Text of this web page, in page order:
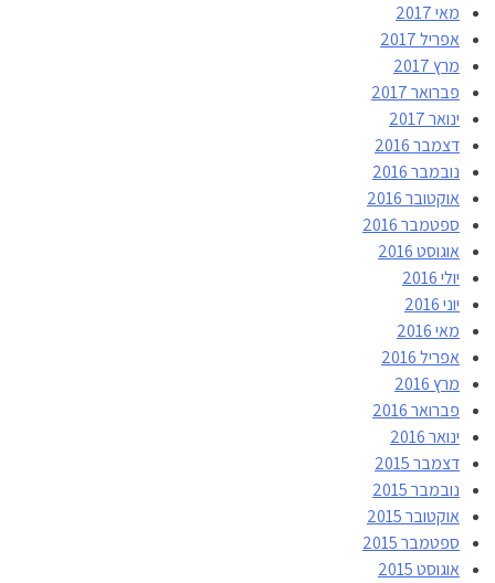
מאי 2017
אפריל 2017
מרץ 2017
פברואר 2017
ינואר 2017
דצמבר 2016
נובמבר 2016
אוקטובר 2016
ספטמבר 2016
אוגוסט 2016
יולי 2016
יוני 2016
מאי 2016
אפריל 2016
מרץ 2016
פברואר 2016
ינואר 2016
דצמבר 2015
נובמבר 2015
אוקטובר 2015
ספטמבר 2015
אוגוסט 2015